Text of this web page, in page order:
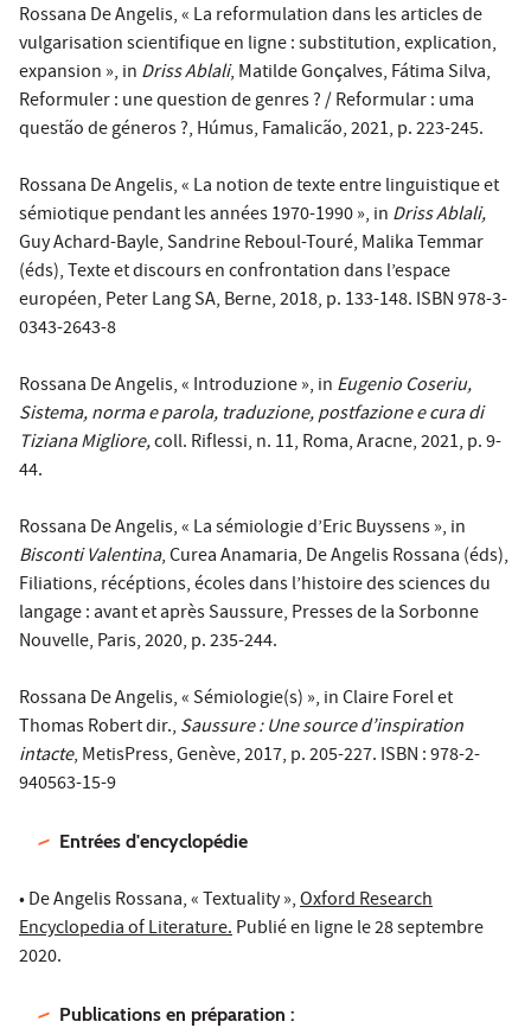
Rossana De Angelis, « La reformulation dans les articles de
vulgarisation scientifique en ligne : substitution, explication,
expansion », in Driss Ablali, Matilde Gonçalves, Fátima Silva,
Reformuler : une question de genres ? / Reformular : uma
questão de géneros ?, Húmus, Famalicão, 2021, p. 223-245.
Rossana De Angelis, « La notion de texte entre linguistique et
sémiotique pendant les années 1970-1990 », in Driss Ablali,
Guy Achard-Bayle, Sandrine Reboul-Touré, Malika Temmar
(éds), Texte et discours en confrontation dans l’espace
européen, Peter Lang SA, Berne, 2018, p. 133-148. ISBN 978-3-
0343-2643-8
Rossana De Angelis, « Introduzione », in Eugenio Coseriu,
Sistema, norma e parola, traduzione, postfazione e cura di
Tiziana Migliore,coll. Riflessi, n. 11, Roma, Aracne, 2021, p. 9-
44.
Rossana De Angelis, « La sémiologie d’Eric Buyssens », in
Bisconti Valentina, Curea Anamaria, De Angelis Rossana (éds),
Filiations, récéptions, écoles dans l’histoire des sciences du
langage : avant et après Saussure, Presses de la Sorbonne
Nouvelle, Paris, 2020, p. 235-244.
Rossana De Angelis, « Sémiologie(s) », in Claire Forel et
Thomas Robert dir., Saussure : Une source d’inspiration
intacte, MetisPress, Genève, 2017, p. 205-227. ISBN : 978-2-
940563-15-9
Entrées d'encyclopédie
• De Angelis Rossana, « Textuality »,Oxford Research
Encyclopedia of Literature.Publié en ligne le 28 septembre
2020.
Publications en préparation :